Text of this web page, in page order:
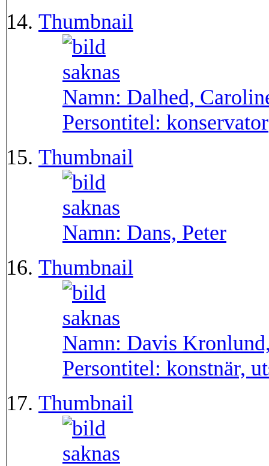
Thumbnail
Namn: Dalhed,
Persontitel: konservator
Thumbnail
Namn: Dans, Peter
Thumbnail
Namn: Davis
Persontitel: konstnär,
Thumbnail